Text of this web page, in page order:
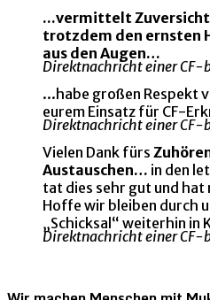
...vermittelt
trotzdem den ernsten
aus den Augen…
Direktnachricht einer CF-
...habe großen Respekt
eurem Einsatz für CF-
Direktnachricht einer CF-
Vielen Dank fürs
Austauschen… in den
tat dies sehr gut und
Hoffe wir bleiben durch
„Schicksal“ weiterhin in
Direktnachricht einer CF-